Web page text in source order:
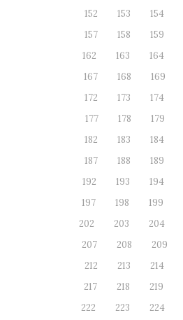
152
153 154
157
158 159
162
163 164
167
168 169
172
173 174
177
178 179
182
183 184
187
188 189
192
193 194
197
198 199
202
203 204
207
208 209
212
213 214
217
218 219
222
223 224